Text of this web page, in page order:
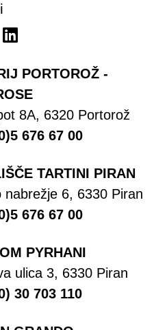
PORTOROŽ -
8A, 6320 Portorož
676 67 00
TARTINI PIRAN
nabrežje 6, 6330 Piran
676 67 00
PYRHANI
ulica 3, 6330 Piran
30 703 110